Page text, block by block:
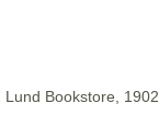
Bookstore, 1902